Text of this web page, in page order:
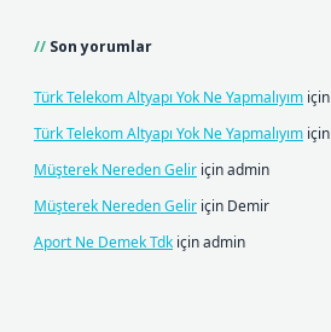
Son yorumlar
Türk Telekom Altyapı Yok Ne Yapmalıyım için
Türk Telekom Altyapı Yok Ne Yapmalıyım için
Müşterek Nereden Gelir içinadmin
Müşterek Nereden Gelir için Demir
Aport Ne Demek Tdk içinadmin